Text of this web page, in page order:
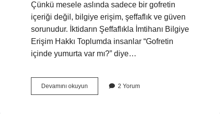
Çünkü mesele aslında sadece bir gofretin
içeriği değil, bilgiye erişim, şeffaflık ve güven
sorunudur. İktidarın Şeffaflıkla İmtihanı Bilgiye
Erişim Hakkı Toplumda insanlar “Gofretin
içinde yumurta var mı?” diye…
Devamını okuyun
içinde
2 Yorum